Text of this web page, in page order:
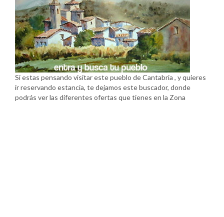
Si estas pensando visitar este pueblo de Cantabria , y quieres
ir reservando estancia, te dejamos este buscador, donde
podrás ver las diferentes ofertas que tienes en la Zona